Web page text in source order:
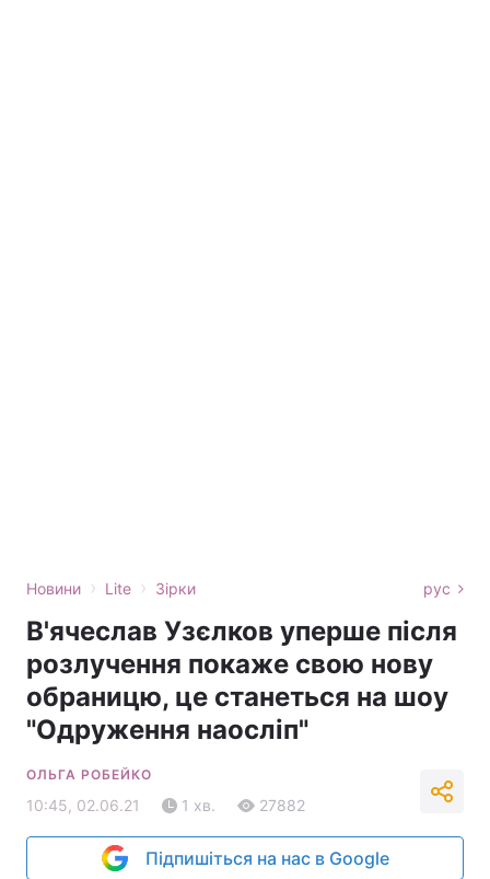
Новини › Lite › Зірки рус
В'ячеслав Узєлков уперше після
розлучення покаже свою нову
обраницю, це станеться на шоу
"Одруження наосліп"
ОЛЬГА РОБЕЙКО
10:45, 02.06.21 1 хв. 27882
Підпишіться на нас в Google